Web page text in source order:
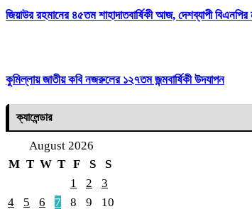
জিয়াউর রহমানের ৪৫তম শাহাদাতবার্ষিকী আজ, দেশব্যাপী বিএনপির
কুমিল্লায় জাতীয় কবি নজরুলের ১২৭তম জন্মবার্ষিকী উদযাপন
ক্যালেন্ডার
August 2026
M T W T F S
S
1
2
3
4
5 6 7 8 9 10